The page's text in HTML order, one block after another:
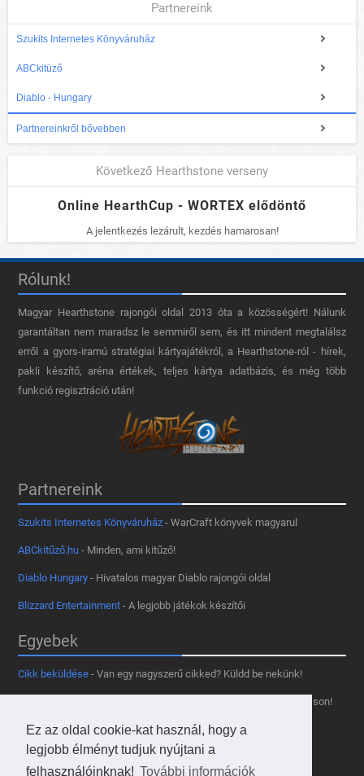
Ez az oldal cookie-kat használ, hogy a
legjobb élményt tudjuk nyújtani a
felhasználóinknak! További információk
Partnereink
Szukits Internetes Könyváruház
ABCkitüző
Diablo - Hungary
Partnereinkről bővebben
Következő Hearthstone verseny
Online HearthCup - WORTEX elődöntő
A jelentkezés lezárult, kezdés hamarosan!
Rólunk!
Magyar Hearthstone​ rajongói oldal 2013 óta a közösségért! Nálunk
garantáltan nem maradsz le semmiről sem, és itt mindent megtalálsz
erről a gyors-iramú stratégiai kártyajátékról, a Hearthstone-ról - hírek,
pakli készítő, aréna értékek, teljes kártya adatbázis, és még több
funkció regisztráció után!
Partnereink
Szukits Internetes Könyváruház - WarCraft könyvek magyarul
ABCkitűző.hu - Minden, ami kitűző!
Diablo Hungary - Hivatalos magyar Diablo rajongói oldal
Blizzard Entertainment - A legjobb játékok készítői
Egyebek
Cikk beküldése - Van egy nagyszerű cikked? Küldd be nekünk!
- Tetszik az oldal? Segíts, hogy fennmaradhasson!
Kapcsolat, médiaajánlat- Lépj velünk kapcsolatba!
Használd a tooltipünket- A saját oldaladon is!